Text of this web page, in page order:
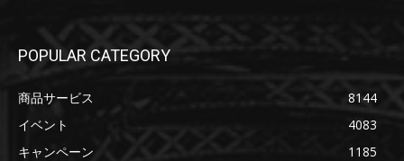
POPULAR CATEGORY
商品サービス
8144
イベント
4083
キャンペーン
1185